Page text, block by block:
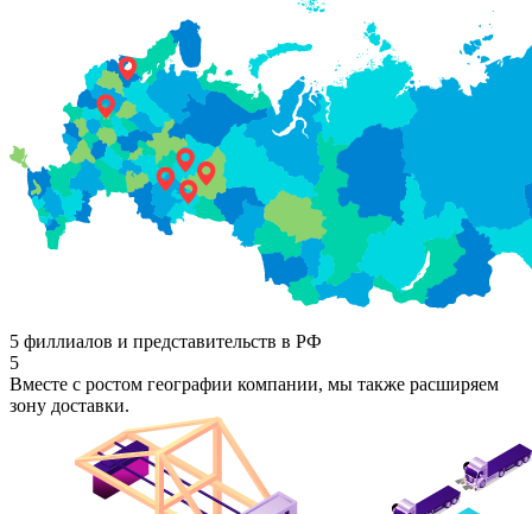
5 филлиалов и представительств в РФ
5
Вместе с ростом географии компании, мы также расширяем
зону доставки.